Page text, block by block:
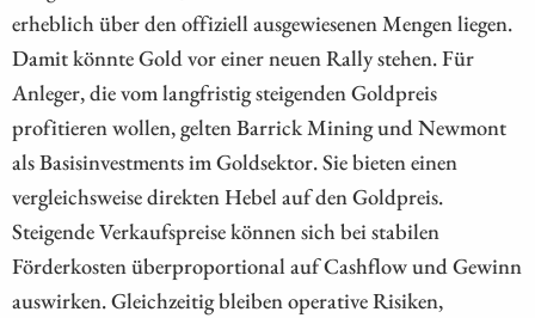
erheblich über den offiziell ausgewiesenen Mengen liegen.
Damit könnte Gold vor einer neuen Rally stehen. Für
Anleger, die vom langfristig steigenden Goldpreis
profitieren wollen, gelten Barrick Mining und Newmont
als Basisinvestments im Goldsektor. Sie bieten einen
vergleichsweise direkten Hebel auf den Goldpreis.
Steigende Verkaufspreise können sich bei stabilen
Förderkosten überproportional auf Cashflow und Gewinn
auswirken. Gleichzeitig bleiben operative Risiken,